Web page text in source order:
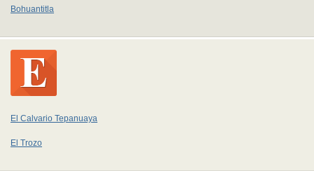
Bohuantitla
El Calvario Tepanuaya
El Trozo